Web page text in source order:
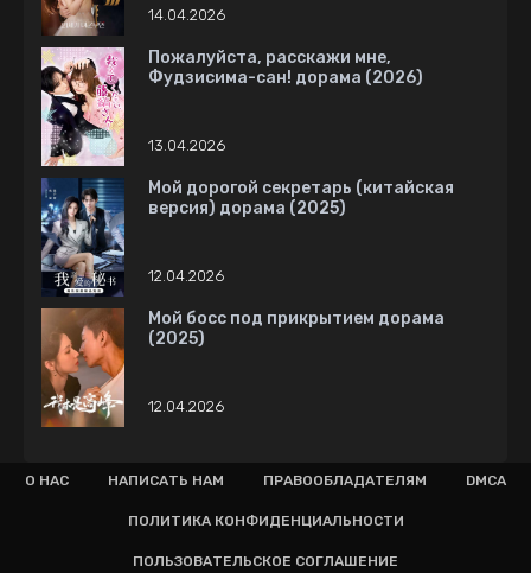
14.04.2026
Пожалуйста, расскажи мне,
Фудзисима-сан! дорама (2026)
13.04.2026
Мой дорогой секретарь (китайская
версия) дорама (2025)
12.04.2026
Мой босс под прикрытием дорама
(2025)
12.04.2026
О НАС НАПИСАТЬ НАМ ПРАВООБЛАДАТЕЛЯМ DMCA
ПОЛИТИКА КОНФИДЕНЦИАЛЬНОСТИ
ПОЛЬЗОВАТЕЛЬСКОЕ СОГЛАШЕНИЕ